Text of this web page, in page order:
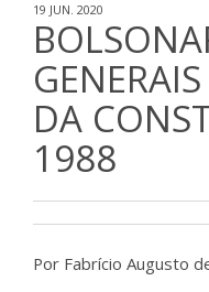
19 JUN. 2020
DA
1988
Por Fabrício Augusto